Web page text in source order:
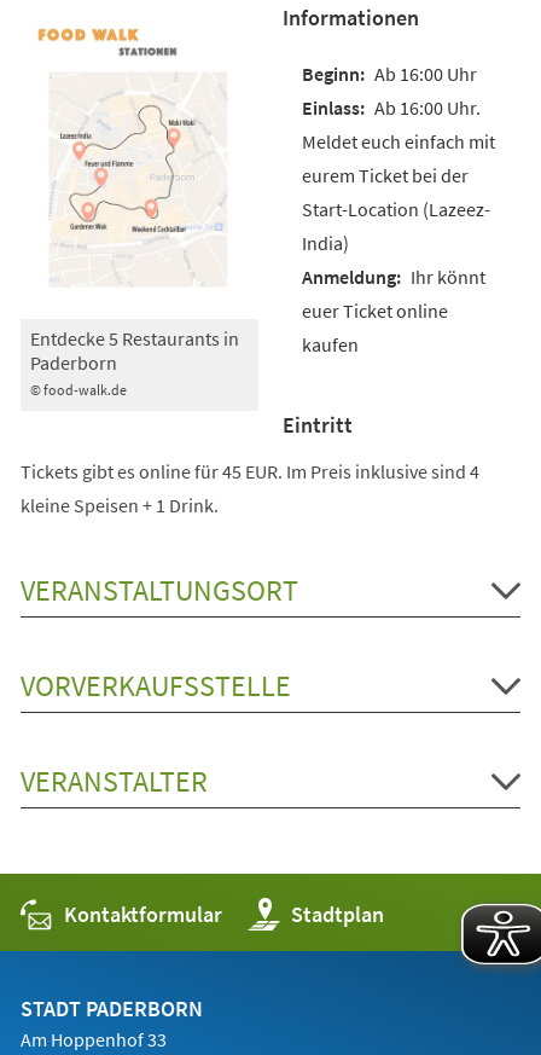
© food-walk.de
Entdecke 5 Restaurants in
Paderborn
Informationen
Ab 16:00 Uhr
Ab 16:00 Uhr.
Meldet euch einfach mit
eurem Ticket bei der
Start-Location (Lazeez-
India)
Ihr könnt
euer Ticket online
kaufen
Eintritt
Tickets gibt es online für 45 EUR. Im Preis inklusive sind 4
kleine Speisen + 1 Drink.
VERANSTALTUNGSORT
VORVERKAUFSSTELLE
VERANSTALTER
Kontaktformular Stadtplan
(Öffnet
in
einem
STADT PADERBORN
Am Hoppenhof 33